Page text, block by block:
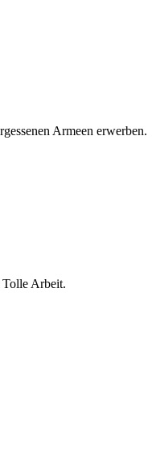
Armeen erwerben.
Tolle Arbeit.